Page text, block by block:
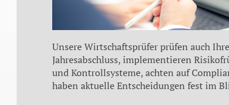
Unsere Wirtschaftsprüfer prüfen auch
Jahresabschluss, implementieren
und Kontrollsysteme, achten auf
haben aktuelle Entscheidungen fest im